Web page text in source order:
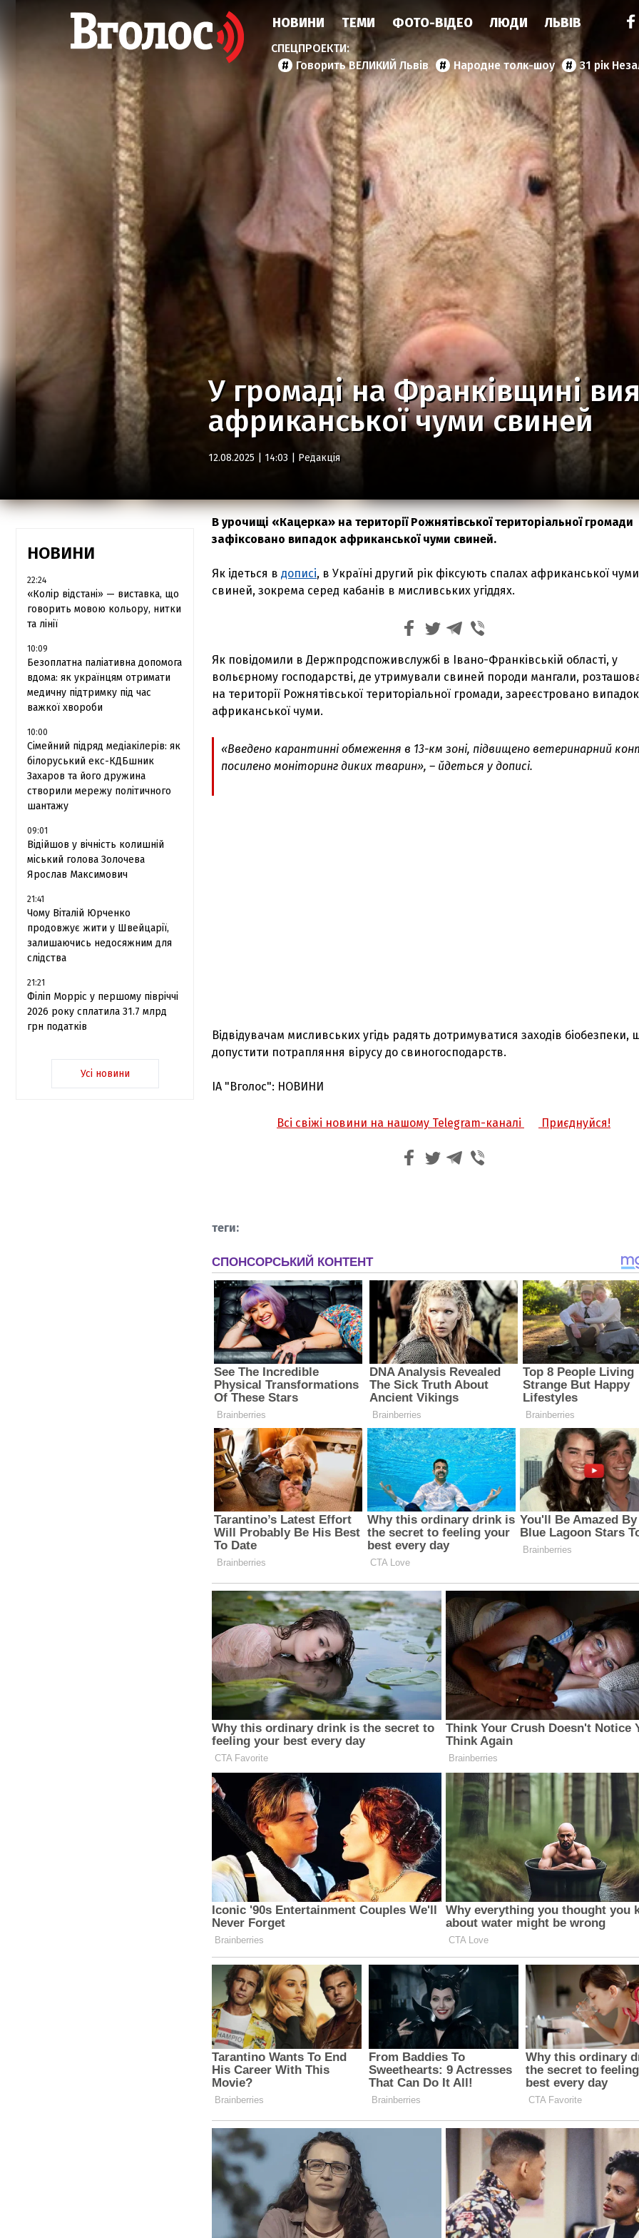
НОВИНИ ТЕМИ ФОТО-ВІДЕО ЛЮДИ ЛЬВІВ
Говорить ВЕЛИКИЙ Львів Народне толк-шоу 31 рік
У громаді на Франківщині
африканської чуми свиней
12.08.2025 | 14:03 | Редакція
НОВИНИ
22:24
«Колір відстані» — виставка, що
говорить мовою кольору, нитки
та лінії
10:09
Безоплатна паліативна допомога
вдома: як українцям отримати
медичну підтримку під час
важкої хвороби
10:00
Сімейний підряд медіакілерів: як
білоруський екс-КДБшник
Захаров та його дружина
створили мережу політичного
шантажу
09:01
Відійшов у вічність колишній
міський голова Золочева
Ярослав Максимович
21:41
Чому Віталій Юрченко
продовжує жити у Швейцарії,
залишаючись недосяжним для
слідства
21:21
Філіп Морріс у першому півріччі
2026 року сплатила 31.7 млрд
грн податків
Усі новини
В урочищі «Кацерка» на території Рожнятівської територіальної громади
зафіксовано випадок африканської чуми свиней.
Як ідеться в дописі, в Україні другий рік фіксують спалах африканської чуми
свиней, зокрема серед кабанів в мисливських угіддях.
Як повідомили в Держпродспоживслужбі в Івано-Франківській області, у
вольєрному господарстві, де утримували свиней породи мангали,
на території Рожнятівської територіальної громади, зареєстровано випадок
африканської чуми.
«Введено карантинні обмеження в 13-км зоні, підвищено ветеринарний
посилено моніторинг диких тварин», – йдеться у дописі.
Відвідувачам мисливських угідь радять дотримуватися заходів біобезпеки,
допустити потрапляння вірусу до свиногосподарств.
ІА "Вголос": НОВИНИ
Всі свіжі новини на нашому Telegram-каналі Приєднуйся!
З'явилося відео знищеного ворожого